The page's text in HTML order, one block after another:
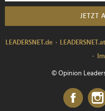
JETZT
LEADERSNET.de LEADERSNET.at
© Opinion